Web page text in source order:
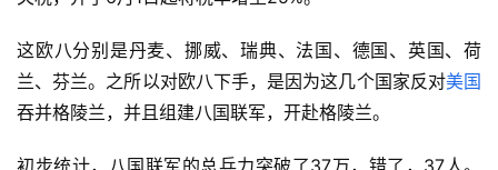
这欧八分别是丹麦、挪威、瑞典、法国、德国、英国、荷
兰、芬兰。之所以对欧八下手，是因为这几个国家反对美国
吞并格陵兰，并且组建八国联军，开赴格陵兰。